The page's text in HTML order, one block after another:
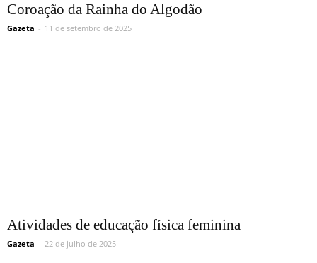
Coroação da Rainha do Algodão
Gazeta - 11 de setembro de 2025
Atividades de educação física feminina
Gazeta - 22 de julho de 2025